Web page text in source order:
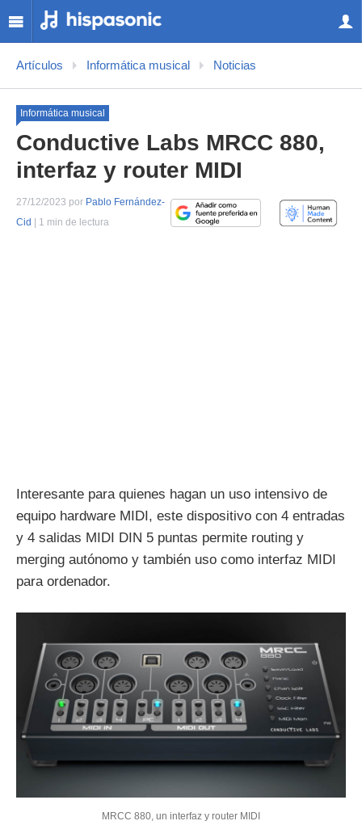
Artículos Informática musical Noticias
Informática musical
Conductive Labs MRCC 880,
interfaz y router MIDI
27/12/2023 por Pablo Fernández-
Cid
| 1 min de lectura
Interesante para quienes hagan un uso intensivo de
equipo hardware MIDI, este dispositivo con 4 entradas
y 4 salidas MIDI DIN 5 puntas permite routing y
merging autónomo y también uso como interfaz MIDI
para ordenador.
MRCC 880, un interfaz y router MIDI